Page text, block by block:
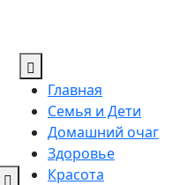
Главная
Семья и Дети
Домашний очаг
Здоровье
Красота